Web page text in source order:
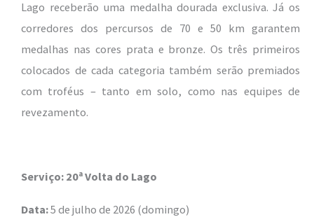
Lago receberão uma medalha dourada exclusiva. Já os
corredores dos percursos de 70 e 50 km garantem
medalhas nas cores prata e bronze. Os três primeiros
colocados de cada categoria também serão premiados
com troféus – tanto em solo, como nas equipes de
revezamento.
Serviço: 20ª Volta do Lago
Data:5 de julho de 2026 (domingo)